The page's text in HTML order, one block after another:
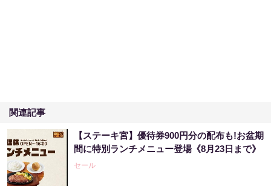
関連記事
【ステーキ宮】優待券900円分の配布も!お盆期
間に特別ランチメニュー登場《8月23日まで》
セール